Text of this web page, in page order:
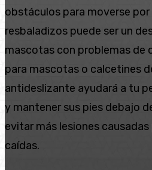
obstáculos para moverse por
resbaladizos puede ser un
mascotas con problemas de
para mascotas o calcetines
antideslizante ayudará a tu
y mantener sus pies debajo
evitar más lesiones
caídas.